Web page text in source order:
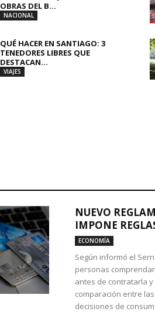
OBRAS DEL B...
NACIONAL
QUÉ HACER EN SANTIAGO: 3
TENEDORES LIBRES QUE
DESTACAN...
VIAJES
NUEVO
IMPONE
ECONOMÍA
Según informó el
personas
antes de contratarla
comparación entre
decisiones de